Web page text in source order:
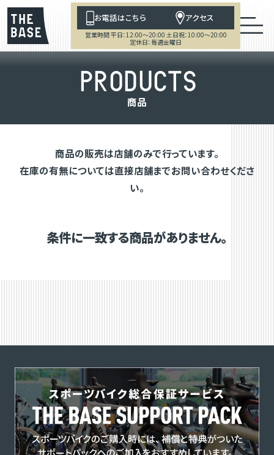
お電話はこちら アクセス
営業時間 平日：12:00～20:00 土日祝：10:00～20:00
定休日：毎週金曜日
PRODUCTS
商品
商品の販売は店舗のみで行っています。
在庫の有無については直接店舗までお問い合わせくださ
い。
条件に一致する商品がありません。